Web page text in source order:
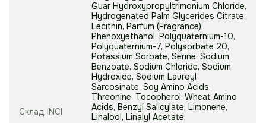
Склад INCI
Guar Hydroxypropyltrimonium Chloride,
Hydrogenated Palm Glycerides Citrate,
Lecithin, Parfum (Fragrance),
Phenoxyethanol, Polyquaternium-10,
Polyquaternium-7, Polysorbate 20,
Potassium Sorbate, Serine, Sodium
Benzoate, Sodium Chloride, Sodium
Hydroxide, Sodium Lauroyl
Sarcosinate, Soy Amino Acids,
Threonine, Tocopherol, Wheat Amino
Acids, Benzyl Salicylate, Limonene,
Linalool, Linalyl Acetate.